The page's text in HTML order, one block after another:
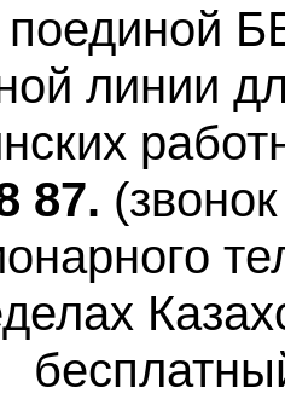
поединой
линии
87.